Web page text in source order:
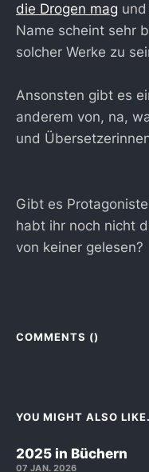
die Drogen mag und
Name scheint sehr
solcher Werke zu
Ansonsten gibt es
anderem von, na,
und
Gibt es
habt ihr noch nicht
von keiner gelesen?
COMMENTS ()
YOU MIGHT ALSO
2025 in Büchern
07 JAN. 2026